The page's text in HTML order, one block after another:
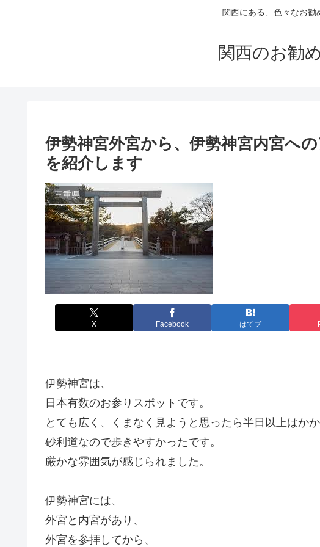
関西にある、色々なお
関西のお勧
伊勢神宮外宮から、伊勢神宮内宮へ
を紹介します
三重県
X Facebook はてブ
伊勢神宮は、
日本有数のお参りスポットです。
とても広く、くまなく見ようと思ったら半日以上はかか
砂利道なので歩きやすかったです。
厳かな雰囲気が感じられました。
伊勢神宮には、
外宮と内宮があり、
外宮を参拝してから、